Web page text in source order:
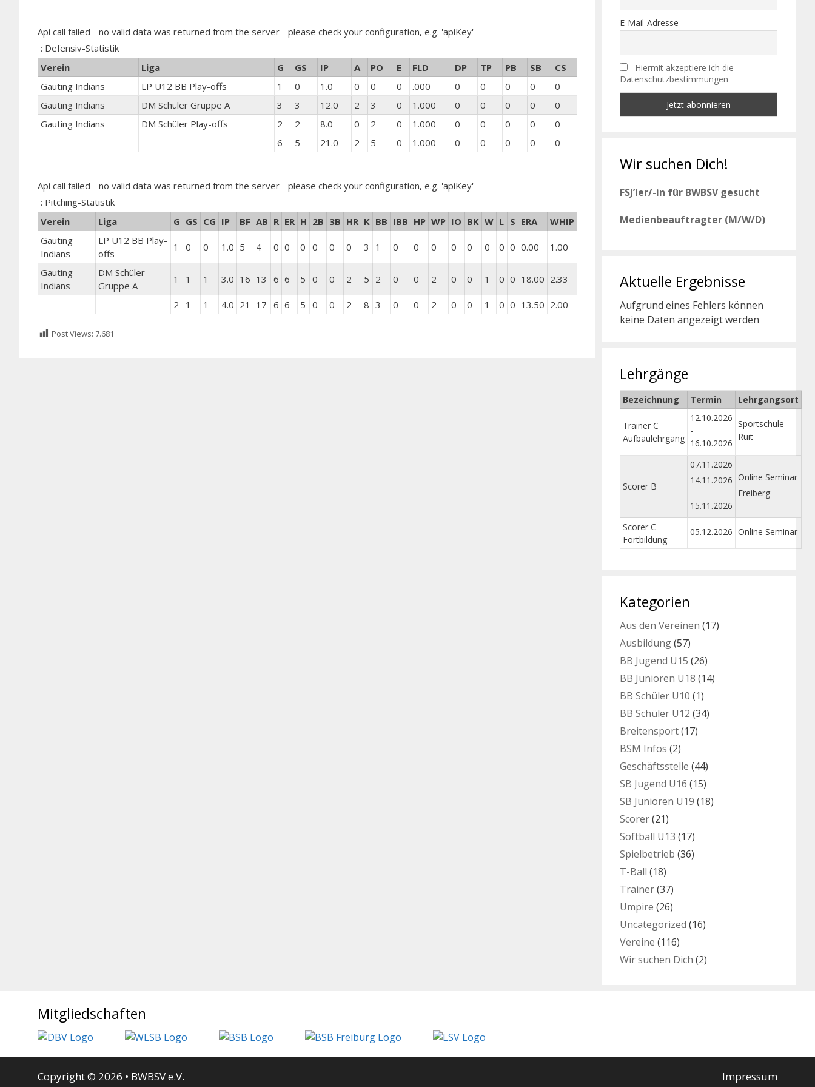
Api call failed - no valid data was returned from the server - please check your configuration, e.g. 'apiKey'
: Defensiv-Statistik
Verein
Liga G GS IP A PO E FLD DP TP PB SB
CS
Gauting Indians
LP U12 BB Play-offs 1 0 1.0 0 0 0 .000 0 0 0 0
0
Gauting Indians
DM Schüler Gruppe A 3 3 12.0 2 3 0 1.000 0 0 0 0
0
Gauting Indians
DM Schüler Play-offs 2 2 8.0 0 2 0 1.000 0 0 0 0
0
6
5 21.0 2 5 0 1.000 0 0 0 0 0
Api call failed - no valid data was returned from the server - please check your configuration, e.g. 'apiKey'
: Pitching-Statistik
Verein
Liga G GS CG IP BF AB R ER H 2B 3B HR K BB IBB HP WP IO BK W L S ERA
WHIP
Gauting
Indians
LP U12 BB Play-
offs
1 0 0 1.0 5 4 0 0 0 0 0 0 3 1 0 0 0 0 0 0 0 0 0.00 1.00
Gauting
Indians
DM Schüler
Gruppe A
1 1 1 3.0 16 13 6 6 5 0 0 2 5 2 0 0 2 0 0 1 0 0 18.00 2.33
2 1 1 4.0 21 17 6 6 5 0 0 2 8 3 0 0 2 0 0 1 0 0 13.50 2.00
Post Views: 7.681
E-Mail-Adresse
Hiermit akzeptiere ich die
Datenschutzbestimmungen
Wir suchen Dich!
FSJ’ler/-in für BWBSV gesucht
Medienbeauftragter (M/W/D)
Aktuelle Ergebnisse
Aufgrund eines Fehlers können
keine Daten angezeigt werden
Lehrgänge
Bezeichnung Termin Lehrgangsort
Trainer C
Aufbaulehrgang
12.10.2026
-
16.10.2026
Sportschule
Ruit
Scorer B
07.11.2026
14.11.2026
-
15.11.2026
Online Seminar
Freiberg
Scorer C
Fortbildung
05.12.2026 Online Seminar
Kategorien
Aus den Vereinen (17)
Ausbildung(57)
BB Jugend U15 (26)
BB Junioren U18 (14)
BB Schüler U10 (1)
BB Schüler U12 (34)
Breitensport(17)
BSM Infos (2)
Geschäftsstelle (44)
SB Jugend U16 (15)
SB Junioren U19 (18)
Scorer(21)
Softball U13 (17)
Spielbetrieb (36)
T-Ball (18)
Trainer(37)
Umpire (26)
Uncategorized (16)
Vereine (116)
Wir suchen Dich (2)
Mitgliedschaften
Impressum
Copyright © 2026 • BWBSV e.V.